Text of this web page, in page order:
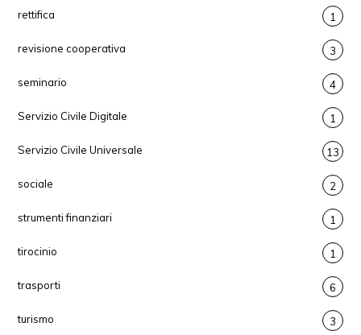
rettifica 1
revisione cooperativa 3
seminario 4
Servizio Civile Digitale 1
Servizio Civile Universale 13
sociale 2
strumenti finanziari 1
tirocinio 1
trasporti 6
turismo 3